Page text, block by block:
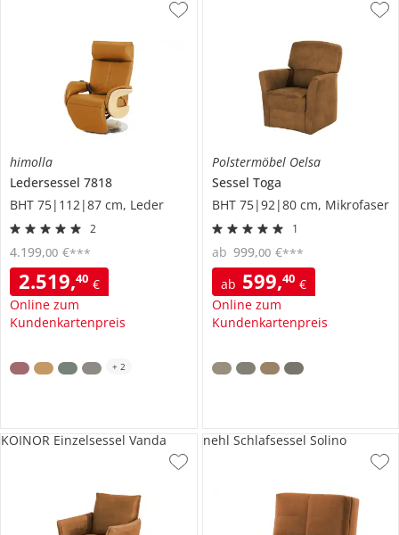
himolla
Ledersessel 7818
BHT 75|112|87 cm, Leder
2
2.519,40 €
Online zum
Kundenkartenpreis
4.199,00 €***
+ 2
Polstermöbel Oelsa
Sessel Toga
BHT 75|92|80 cm, Mikrofaser
1
ab 599,40 €
Online zum
Kundenkartenpreis
ab 999,00 €***
KOINOR Einzelsessel Vanda nehl Schlafsessel Solino